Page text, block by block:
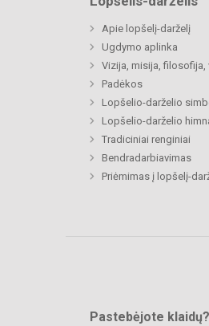
Apie lopšelį-darželį
Ugdymo aplinka
Vizija, misija, filosofija,
Padėkos
Lopšelio-darželio
Lopšelio-darželio
Tradiciniai renginiai
Bendradarbiavimas
Priėmimas į lopšelį-
Pastebėjote klaidų?